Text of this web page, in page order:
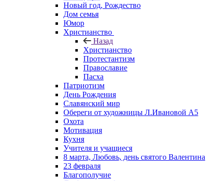
Новый год, Рождество
Дом семья
Юмор
Христианство
Назад
Христианство
Протестантизм
Православие
Пасха
Патриотизм
День Рождения
Славянский мир
Обереги от художницы Л.Ивановой А5
Охота
Мотивация
Кухня
Учителя и учащиеся
8 марта, Любовь, день святого Валентина
23 февраля
Благополучие